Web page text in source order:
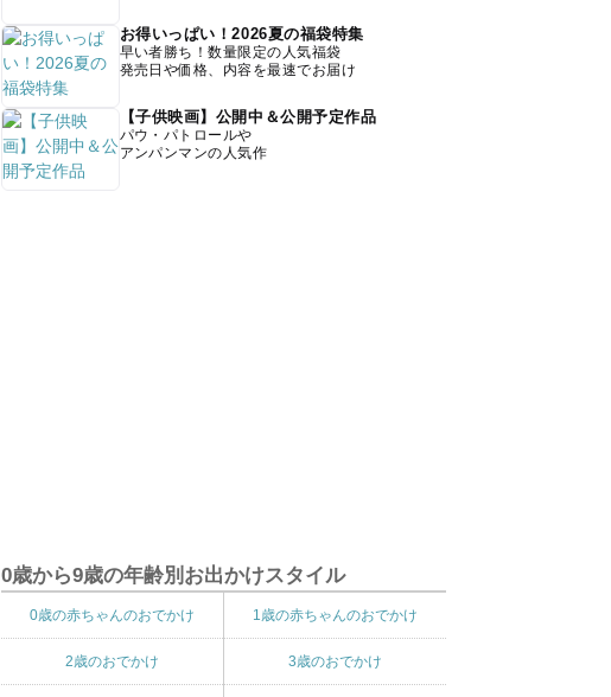
お得いっぱい！2026夏の福袋特集
早い者勝ち！数量限定の人気福袋
発売日や価格、内容を最速でお届け
【子供映画】公開中＆公開予定作品
パウ・パトロールや
アンパンマンの人気作
0歳から9歳の年齢別お出かけスタイル
0歳の赤ちゃんのおでかけ 1歳の赤ちゃんのおでかけ
2歳のおでかけ 3歳のおでかけ